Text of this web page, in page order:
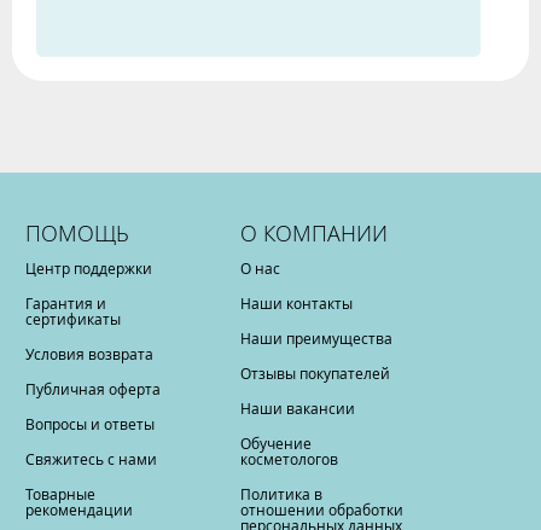
ПОМОЩЬ
Центр поддержки
Гарантия и
сертификаты
Условия возврата
Публичная оферта
Вопросы и ответы
Свяжитесь с нами
Товарные
рекомендации
О КОМПАНИИ
О нас
Наши контакты
Наши преимущества
Отзывы покупателей
Наши вакансии
Обучение
косметологов
Политика в
отношении обработки
персональных данных